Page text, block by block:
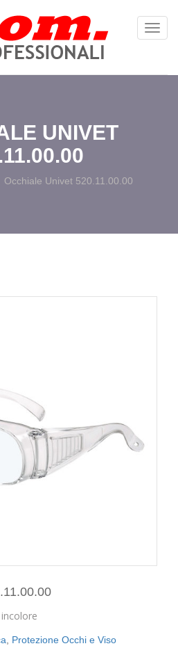
UNIVET
Occhiale Univet 520.11.00.00
Protezione Occhi e Viso